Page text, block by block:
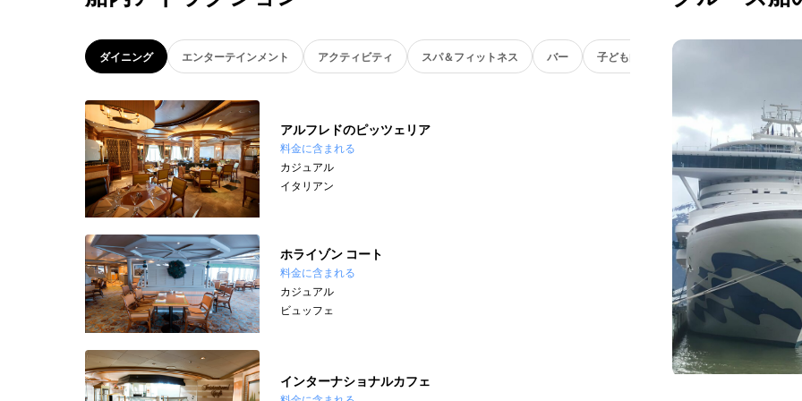
ダイニング エンターテインメント アクティビティ スパ＆フィットネス バー 子ども向け
アルフレドのピッツェリア
料金に含まれる
カジュアル
イタリアン
ホライゾン コート
料金に含まれる
カジュアル
ビュッフェ
インターナショナルカフェ